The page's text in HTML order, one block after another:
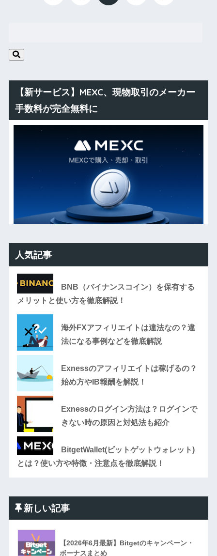
【新サービス】MEXC、現物取引のメーカー
手数料が完全無料に
人気記事
BNB（バイナンスコイン）を保有する
メリットと使い方を徹底解説！
海外FXアフィリエイトは違法なの？違
法になる事例などを徹底解説
Exnessのアフィリエイトは稼げるの？
始め方やIB報酬を解説！
Exnessのログイン方法は？ログインで
きない時の原因と対処法も紹介
BitgetWallet(ビットゲットウォレット)
とは？使い方や特徴・注意点を徹底解説！
新しい記事
【2026年6月最新】Bitgetのキャンペーン・
ボーナスまとめ